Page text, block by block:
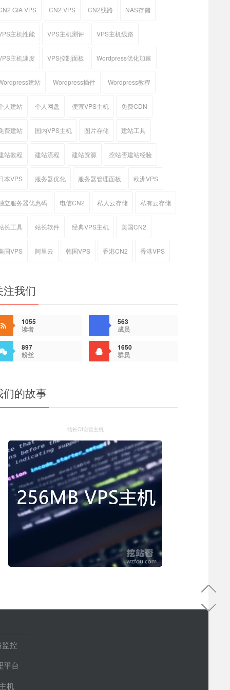
GIA VPS CN2 VPS CN2线路 NAS存储
主机性能 VPS主机测评 VPS主机线路
主机速度 VPS控制面板 Wordpress优化加速
建站 Wordpress插件 Wordpress教程
人建站 个人网盘 便宜VPS主机 免费CDN
费建站 国内VPS主机 图片存储 建站工具
站教程 建站流程 建站资源 挖站否建站经验
本VPS 服务器优化 服务器管理面板 欧洲VPS
立服务器优惠码 电信CN2 私人云存储 私有云存储
长工具 站长软件 经典VPS主机 美国CN2
国VPS 阿里云 韩国VPS 香港CN2 香港VPS
注我们
1055
读者
563
成员
897
粉丝
1650
群员
们的故事
站长QI自营主机
控
平台
机